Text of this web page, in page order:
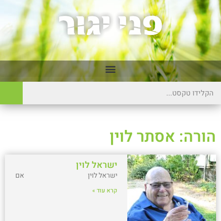
הורה: אסתר לוין
ישראל לוין
ישראל לוין אם
קרא עוד »